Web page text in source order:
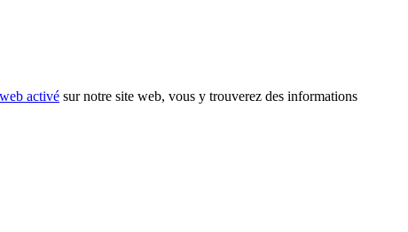
activé sur notre site web, vous y trouverez des informations